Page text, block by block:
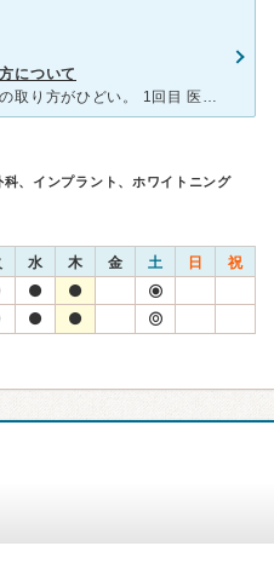
について
患者に対するコミュニケーションの取り方がひどい。 1回目 医師から経緯がわからないと話をふられたから説明しようと話そうとしたらいきなり「今日はここまで」と遮られた。 2回目 終わりとか
、インプラント、ホワイトニング
水 木 金 土 日 祝